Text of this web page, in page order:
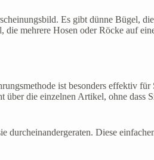
Es gibt dünne Bügel,
mehrere Hosen oder Röcke auf
ist besonders effektiv für
über die einzelnen Artikel, ohne dass
durcheinandergeraten. Diese